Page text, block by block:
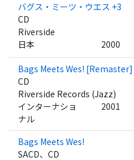
バグス・ミーツ・ウエス +3
CD
Riverside
日本
2000
Bags Meets Wes! [Remaster]
CD
Riverside Records (Jazz)
インターナショ
ナル
2001
Bags Meets Wes!
SACD、CD